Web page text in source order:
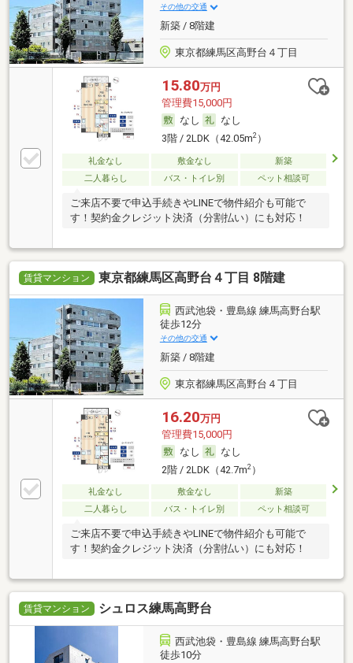
その他の交通
新築 / 8階建
東京都練馬区高野台４丁目
15.80万円
管理費15,000円
なし
なし
3階 / 2LDK（42.05m2）
礼金なし 敷金なし
新築
二人暮らし
バス・トイレ別 ペット相談可
ご来店不要で申込手続きやLINEで物件紹介も可能で
す！契約金クレジット決済（分割払い）にも対応！
賃貸マンション 東京都練馬区高野台４丁目 8階建
西武池袋・豊島線 練馬高野台駅
徒歩12分
その他の交通
新築 / 8階建
東京都練馬区高野台４丁目
16.20万円
管理費15,000円
なし
なし
2階 / 2LDK（42.7m2）
礼金なし 敷金なし
新築
二人暮らし
バス・トイレ別 ペット相談可
ご来店不要で申込手続きやLINEで物件紹介も可能で
す！契約金クレジット決済（分割払い）にも対応！
賃貸マンション シュロス練馬高野台
西武池袋・豊島線 練馬高野台駅
徒歩10分